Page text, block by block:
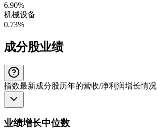
6.90%
机械设备
0.73%
成分股业绩
指数最新成分股历年的营收/净利润增长情况
业绩增长中位数